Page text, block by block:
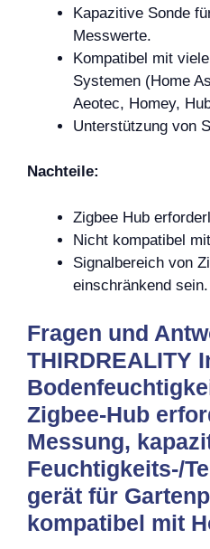
Kapazitive Sonde
Messwerte.
Kompatibel mit
Systemen (Home
Aeotec, Homey,
Unterstützung von
Nachteile:
Zigbee Hub
Nicht kompatibel
Signalbereich von
einschränkend sein.
Fragen und
THIRDREALITY
Zigbee-Hub
Messung,
Feuchtigkeits-/
gerät für
kompatibel mit